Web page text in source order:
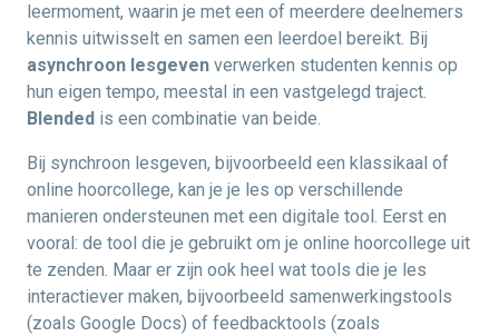
leermoment, waarin je met een of meerdere deelnemers
kennis uitwisselt en samen een leerdoel bereikt. Bij
asynchroon lesgeven verwerken studenten kennis op
hun eigen tempo, meestal in een vastgelegd traject.
Blended is een combinatie van beide.
Bij synchroon lesgeven, bijvoorbeeld een klassikaal of
online hoorcollege, kan je je les op verschillende
manieren ondersteunen met een digitale tool. Eerst en
vooral: de tool die je gebruikt om je online hoorcollege uit
te zenden. Maar er zijn ook heel wat tools die je les
interactiever maken, bijvoorbeeld samenwerkingstools
(zoals Google Docs) of feedbacktools (zoals